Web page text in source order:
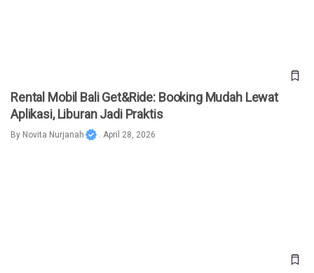
Rental Mobil Bali Get&Ride: Booking Mudah Lewat
Aplikasi, Liburan Jadi Praktis
By Novita Nurjanah . April 28, 2026